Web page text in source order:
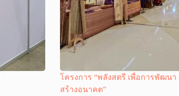
โครงการ “พลังสตรี เพื่อการพัฒนา
สร้างอนาคต”